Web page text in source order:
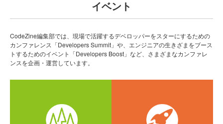
イベント
CodeZine編集部では、現場で活躍するデベロッパーをスターにするための
カンファレンス「Developers Summit」や、エンジニアの生きざまをブース
トするためのイベント「Developers Boost」など、さまざまなカンファレ
ンスを企画・運営しています。